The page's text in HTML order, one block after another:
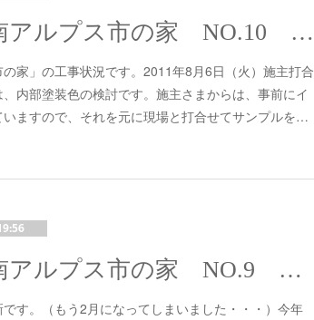
#299 南アルプス市の家 NO.10 塗装工事
の家」の工事状況です。2011年8月6日（火）施主打合
内部塗装色の検討です。施主さまからは、事前にイ
いますので、それを元に現場と打合せてサンプルを…
#298 南アルプス市の家 NO.9 木工事～塗装工事
す。（もう2月になってしまいました・・・）今年